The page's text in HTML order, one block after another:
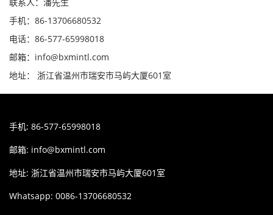
手机：86-13706680532
电话：86-577-65998018
邮箱：info@bxmintl.com
地址： 浙江省温州市瑞安市马屿大厦601室
手机: 86-577-65998018
邮箱: info@bxmintl.com
地址: 浙江省温州市瑞安市马屿大厦601室
Whatsapp: 0086-13706680532